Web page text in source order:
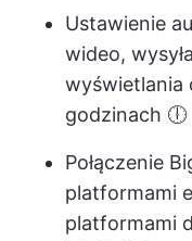
Ustawienie
wideo,
wyświetlania
godzinach 🕕
Połączenie
platformami
platformami